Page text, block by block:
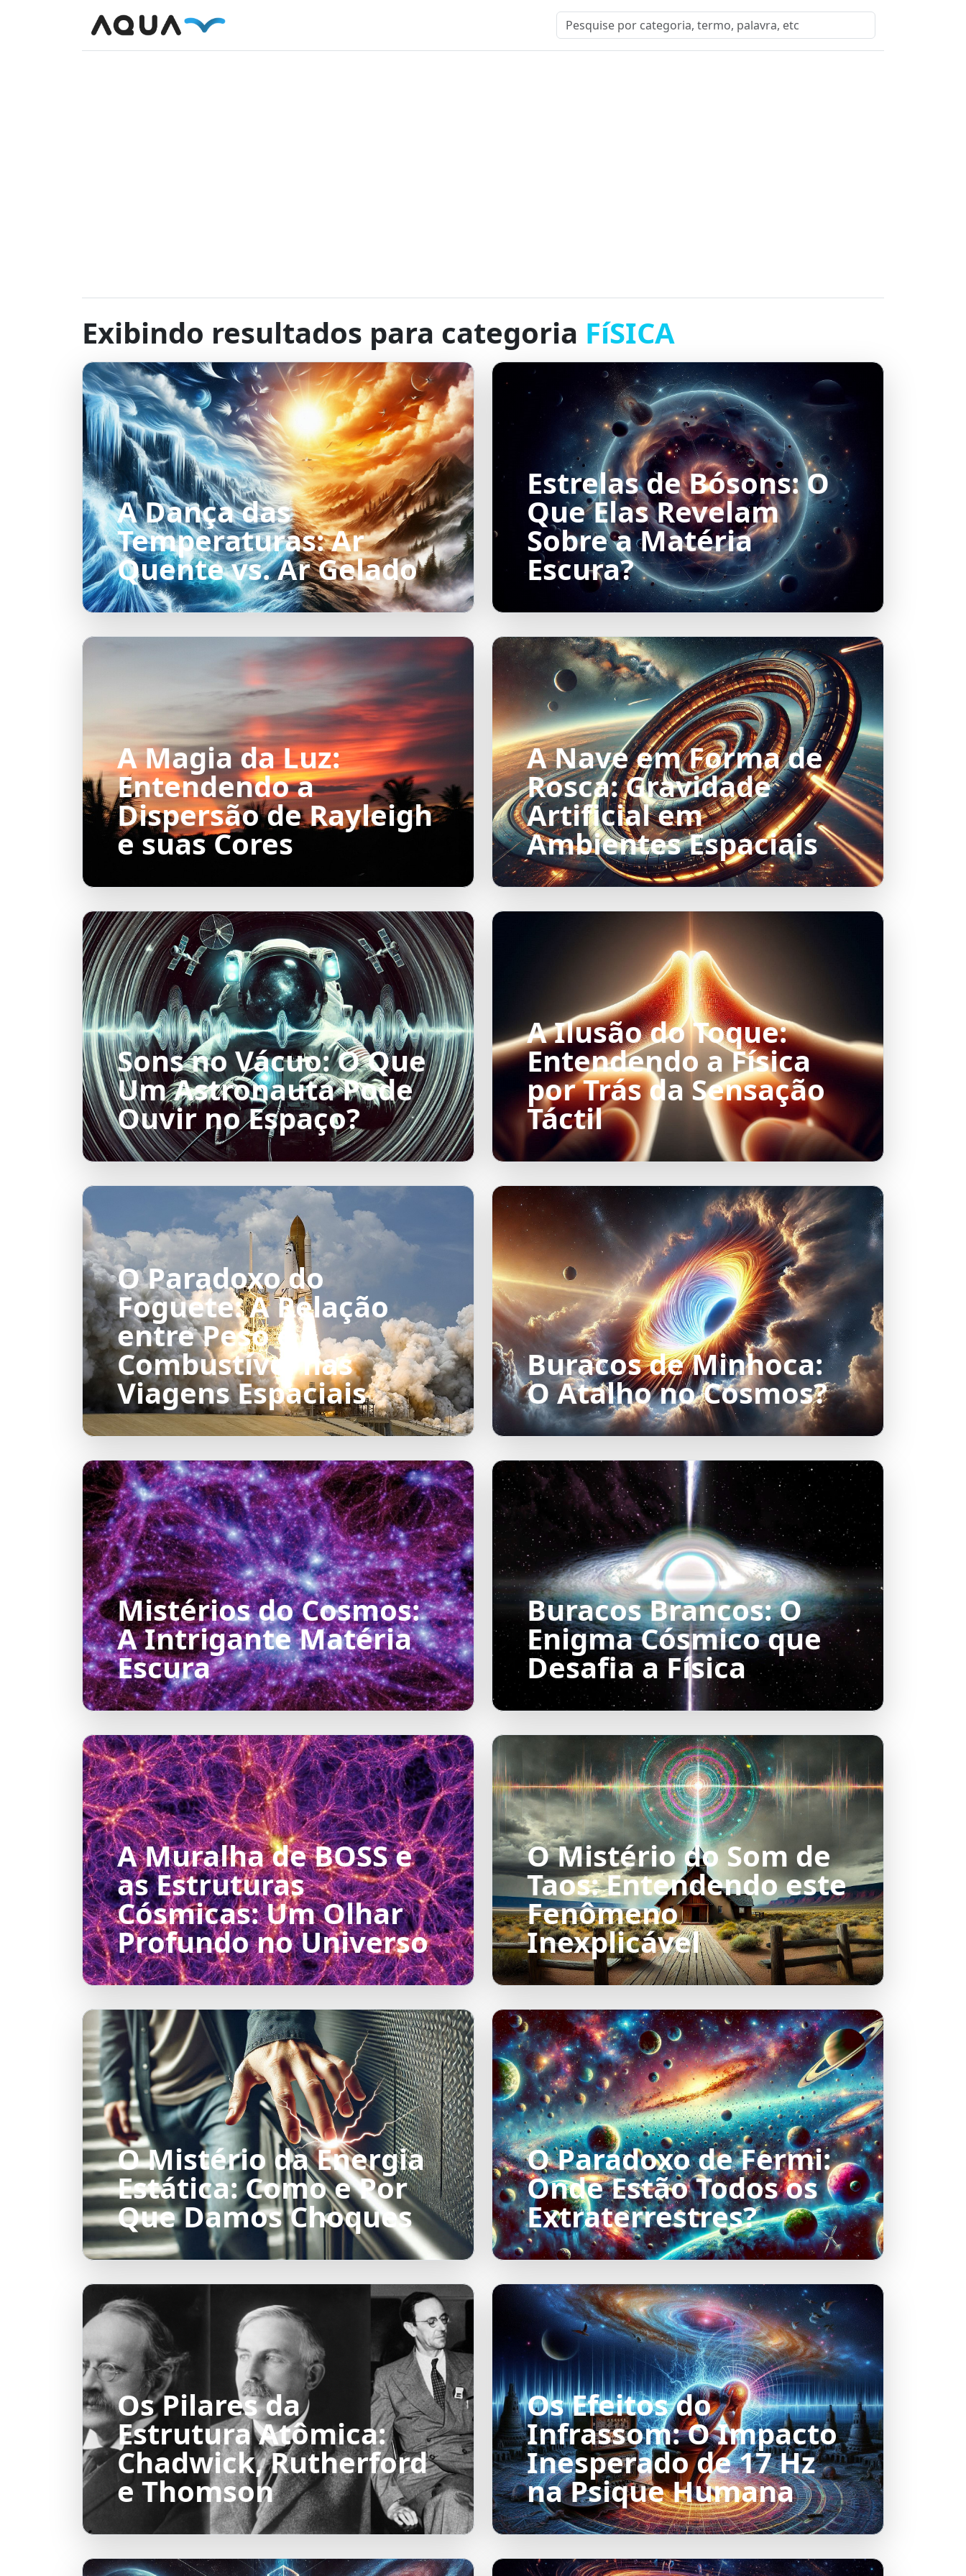
Exibindo resultados para categoria FíSICA
A Dança das
Temperaturas: Ar
Quente vs. Ar Gelado
Estrelas de Bósons: O
Que Elas Revelam
Sobre a Matéria
Escura?
A Magia da Luz:
Entendendo a
Dispersão de Rayleigh
e suas Cores
A Nave em Forma de
Rosca: Gravidade
Artificial em
Ambientes Espaciais
Sons no Vácuo: O Que
Um Astronauta Pode
Ouvir no Espaço?
A Ilusão do Toque:
Entendendo a Física
por Trás da Sensação
Táctil
O Paradoxo do
Foguete: A Relação
entre Peso e
Combustível nas
Viagens Espaciais
Buracos de Minhoca:
O Atalho no Cosmos?
Mistérios do Cosmos:
A Intrigante Matéria
Escura
Buracos Brancos: O
Enigma Cósmico que
Desafia a Física
A Muralha de BOSS e
as Estruturas
Cósmicas: Um Olhar
Profundo no Universo
O Mistério do Som de
Taos: Entendendo este
Fenômeno
Inexplicável
O Mistério da Energia
Estática: Como e Por
Que Damos Choques
O Paradoxo de Fermi:
Onde Estão Todos os
Extraterrestres?
Os Pilares da
Estrutura Atômica:
Chadwick, Rutherford
e Thomson
Os Efeitos do
Infrassom: O Impacto
Inesperado de 17 Hz
na Psique Humana